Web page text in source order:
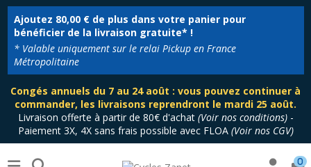
Ajoutez 80,00 €de plus dans votre panier pour
bénéficier de la livraison gratuite* !
* Valable uniquement sur le relai Pickup en France
Métropolitaine
Congés annuels du 7 au 24 août : vous pouvez continuer à
commander, les livraisons reprendront le mardi 25 août.
Livraison offerte à partir de 80€ d'achat (Voir nos conditions)-
Paiement 3X, 4X sans frais possible avec FLOA (Voir nos CGV)
0